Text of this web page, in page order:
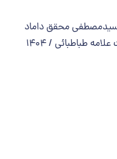
سیدمصطفی محقق داماد
طباطبائی / 1404